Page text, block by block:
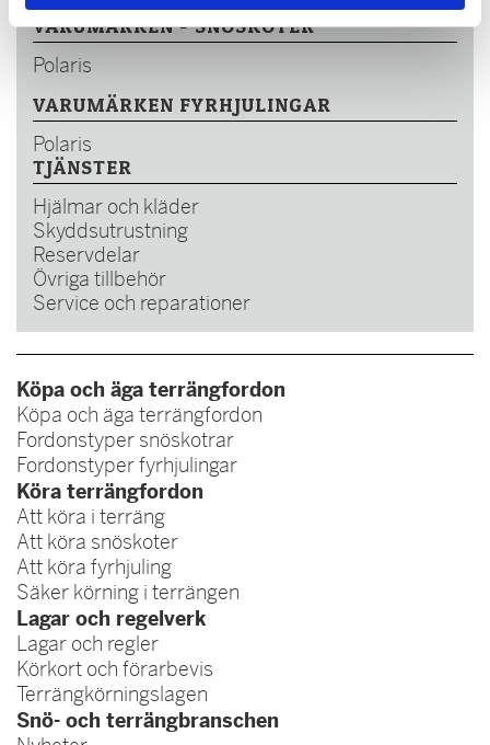
VARUMÄRKEN - SNÖSKOTER
Polaris
VARUMÄRKEN FYRHJULINGAR
Polaris
TJÄNSTER
Hjälmar och kläder
Skyddsutrustning
Reservdelar
Övriga tillbehör
Service och reparationer
Köpa och äga terrängfordon
Köpa och äga terrängfordon
Fordonstyper snöskotrar
Fordonstyper fyrhjulingar
Köra terrängfordon
Att köra i terräng
Att köra snöskoter
Att köra fyrhjuling
Säker körning i terrängen
Lagar och regelverk
Lagar och regler
Körkort och förarbevis
Terrängkörningslagen
Snö- och terrängbranschen